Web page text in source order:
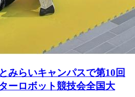
みらいキャンパスで第10回
ーロボット競技会全国大